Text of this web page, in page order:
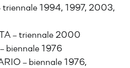
1994, 1997, 2003,
– triennale 2000
biennale 1976
– biennale 1976,